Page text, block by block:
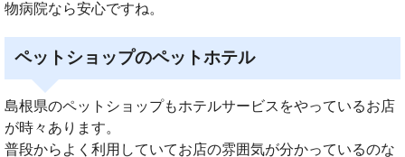
物病院なら安心ですね。
ペットショップのペットホテル
島根県のペットショップもホテルサービスをやっているお店
が時々あります。
普段からよく利用していてお店の雰囲気が分かっているのな